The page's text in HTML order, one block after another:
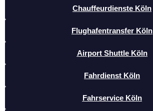
Chauffeurdienste Köln
Flughafentransfer Köln
Airport Shuttle Köln
Fahrdienst Köln
Fahrservice Köln